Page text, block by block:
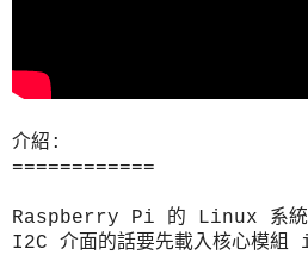
介紹:
============
Raspberry Pi 的 Linux 系統
I2C 介面的話要先載入核心模